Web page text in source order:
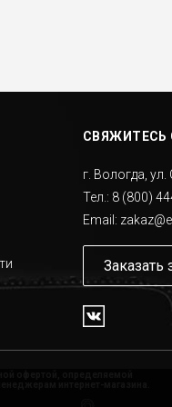
СВЯЖИТЕСЬ
г. Вологда,
Тел.: 8 (800)
Email:
Заказать
офертой, определяемой